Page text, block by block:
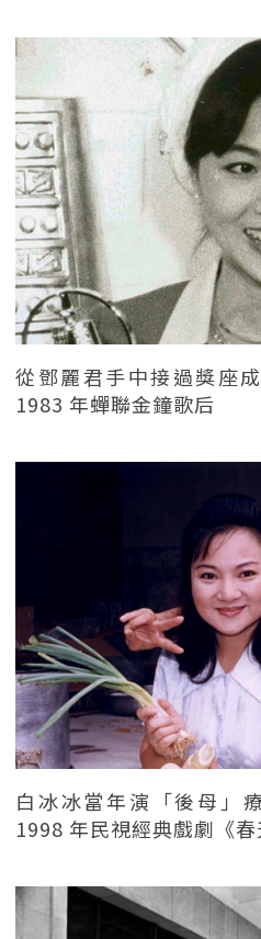
從鄧麗君手中接過獎座
1983 年蟬聯金鐘歌后
白冰冰當年演「後母」
1998 年民視經典戲劇《春